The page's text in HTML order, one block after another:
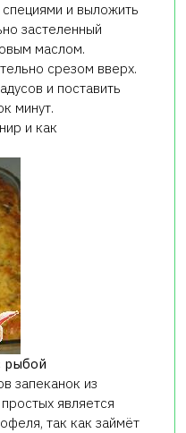
и выложить
застеленный
маслом.
срезом вверх.
и поставить
минут.
и как
рыбой
запеканок из
является
так как займёт